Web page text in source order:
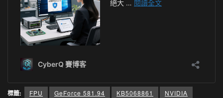
標籤: FPU GeForce 581.94 KB5068861
NVIDIA